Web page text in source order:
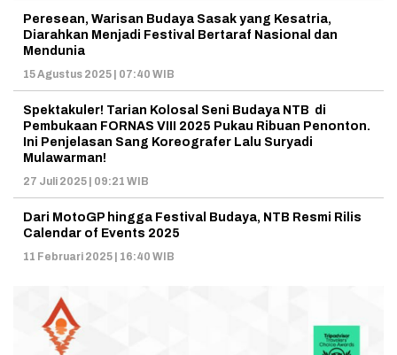
Peresean, Warisan Budaya Sasak yang Kesatria,
Diarahkan Menjadi Festival Bertaraf Nasional dan
Mendunia
15 Agustus 2025 | 07:40 WIB
Spektakuler! Tarian Kolosal Seni Budaya NTB di
Pembukaan FORNAS VIII 2025 Pukau Ribuan Penonton.
Ini Penjelasan Sang Koreografer Lalu Suryadi
Mulawarman!
27 Juli 2025 | 09:21 WIB
Dari MotoGP hingga Festival Budaya, NTB Resmi Rilis
Calendar of Events 2025
11 Februari 2025 | 16:40 WIB